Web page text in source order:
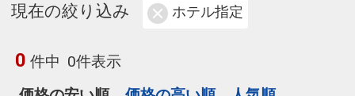
現在の絞り込み ホテル指定
0 件中 0件表示